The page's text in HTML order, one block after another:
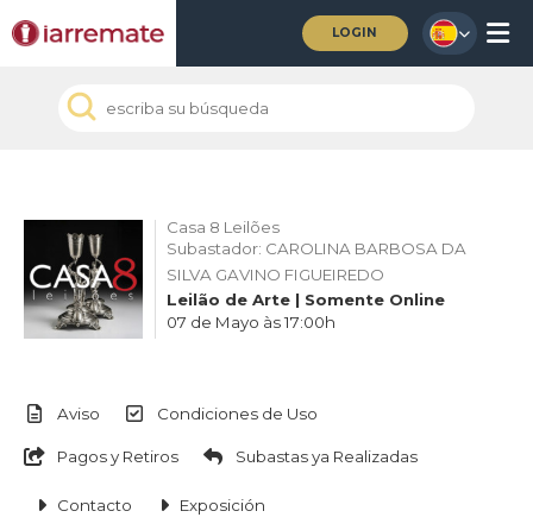
LOGIN
Casa 8 Leilões
Subastador: CAROLINA BARBOSA DA
SILVA GAVINO FIGUEIREDO
Leilão de Arte | Somente Online
07 de Mayo às 17:00h
Aviso Condiciones de Uso
Pagos y Retiros Subastas ya Realizadas
Contacto Exposición